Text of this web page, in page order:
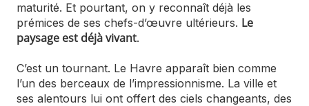
maturité. Et pourtant, on y reconnaît déjà les
prémices de ses chefs-d’œuvre ultérieurs. Le
paysage est déjà vivant.
C’est un tournant. Le Havre apparaît bien comme
l’un des berceaux de l’impressionnisme. La ville et
ses alentours lui ont offert des ciels changeants, des